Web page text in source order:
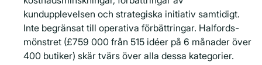
kundupplevelsen och strategiska initiativ samtidigt.
Inte begränsat till operativa förbättringar. Halfords-
mönstret (£759 000 från 515 idéer på 6 månader över
400 butiker) skär tvärs över alla dessa kategorier.